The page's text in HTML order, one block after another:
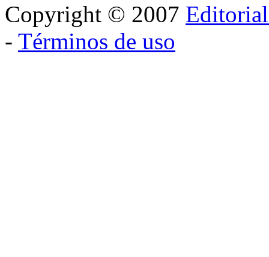
Copyright © 2007
- Términos de uso